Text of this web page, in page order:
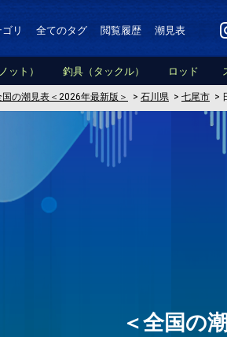
リ 全てのタグ 閲覧履歴 潮見表
ット） 釣具（タックル） ロッド
国の潮見表＜2026年最新版＞ > 石川県 > 七尾市 >
＜全国の